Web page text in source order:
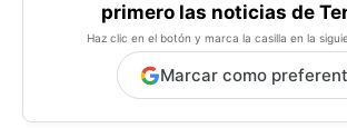
primero las noticias de
Haz clic en el botón y marca la casilla en la
Marcar como